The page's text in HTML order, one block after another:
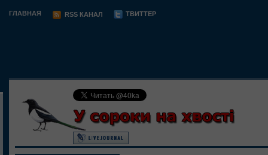
ГЛАВНАЯ RSS КАНАЛ ТВИТТЕР